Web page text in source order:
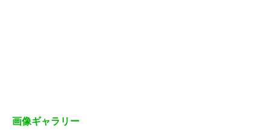
画像ギャラリー